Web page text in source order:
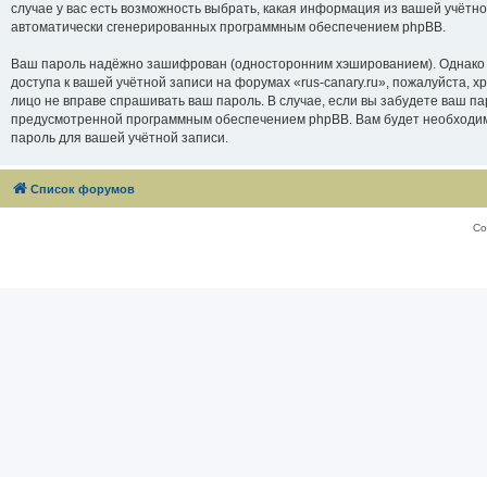
случае у вас есть возможность выбрать, какая информация из вашей
автоматически сгенерированных программным обеспечением phpBB.
Ваш пароль надёжно зашифрован (односторонним хэшированием). Однако
доступа к вашей учётной записи на форумах «rus-canary.ru», пожалуйста,
лицо не вправе спрашивать ваш пароль. В случае, если вы забудете ваш
предусмотренной программным обеспечением phpBB. Вам будет
пароль для вашей учётной записи.
Список форумов